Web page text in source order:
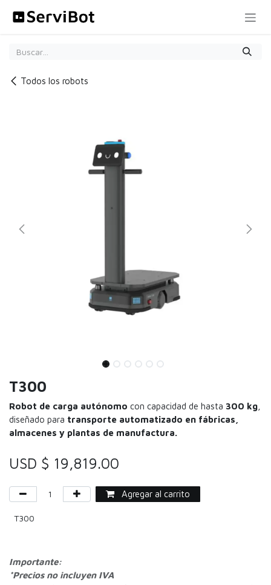
Todos los robots
T300
Robot de carga autónomo con capacidad de hasta 300 kg
diseñado para transporte automatizado en fábricas,
almacenes y plantas de manufactura.
USD $ 19,819.00
Agregar al carrito
T300
Importante:
*Precios no incluyen IVA